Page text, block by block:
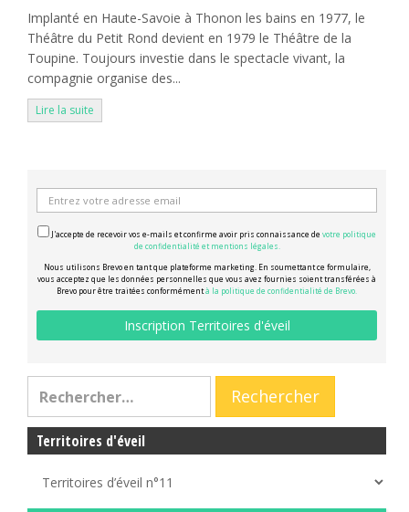
Implanté en Haute-Savoie à Thonon les bains en 1977, le
Théâtre du Petit Rond devient en 1979 le Théâtre de la
Toupine. Toujours investie dans le spectacle vivant, la
compagnie organise des...
Lire la suite
J'accepte de recevoir vos e-mails et confirme avoir pris connaissance de votre politique
de confidentialité et mentions légales.
Nous utilisons Brevo en tant que plateforme marketing. En soumettant ce formulaire,
vous acceptez que les données personnelles que vous avez fournies soient transférées à
Brevo pour être traitées conformémentà la politique de confidentialité de Brevo.
Territoires d'éveil